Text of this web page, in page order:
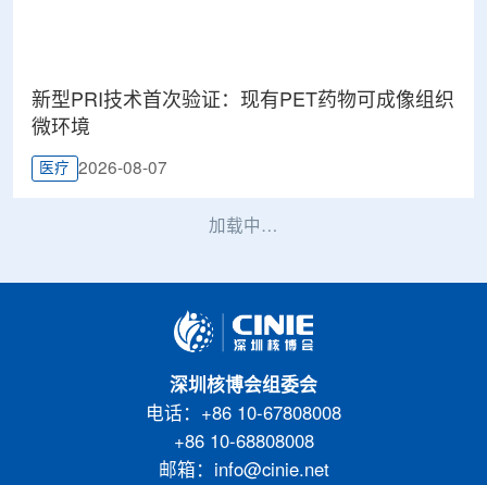
新型PRI技术首次验证：现有PET药物可成像组织
微环境
医疗 2026-08-07
加载中…
深圳核博会组委会
电话：+86 10-67808008
+86 10-68808008
邮箱：info@cinie.net